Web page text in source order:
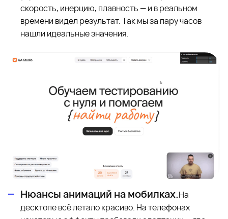
скорость, инерцию, плавность — и в реальном
времени видел результат. Так мы за пару часов
нашли идеальные значения.
Нюансы анимаций на мобилках.На
десктопе всё летало красиво. На телефонах